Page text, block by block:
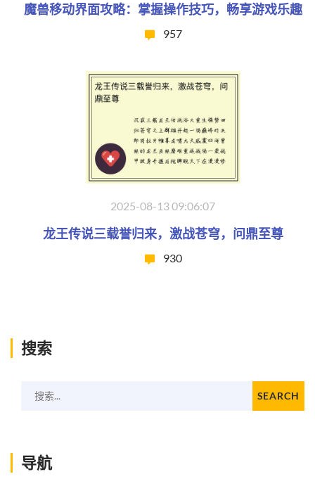
魔兽移动界面攻略：掌握操作技巧，畅享游戏乐趣
957
2025-08-13 09:06:07
龙王传说三载誉归来，激战苍穹，问鼎至尊
930
搜索
搜索... SEARCH
导航